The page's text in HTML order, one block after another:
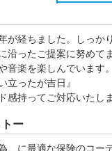
が経ちました。しっか
沿ったご提案に努めて
音楽を楽しんでいます。
立ったが吉日』
感持ってご対応いたしま
ー
、に最適な保険のコー